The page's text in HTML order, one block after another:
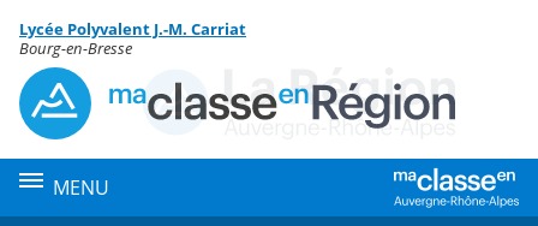
Menu de la rubrique
Contenu
Lycée Polyvalent J.-M. Carriat
Bourg-en-Bresse
MENU